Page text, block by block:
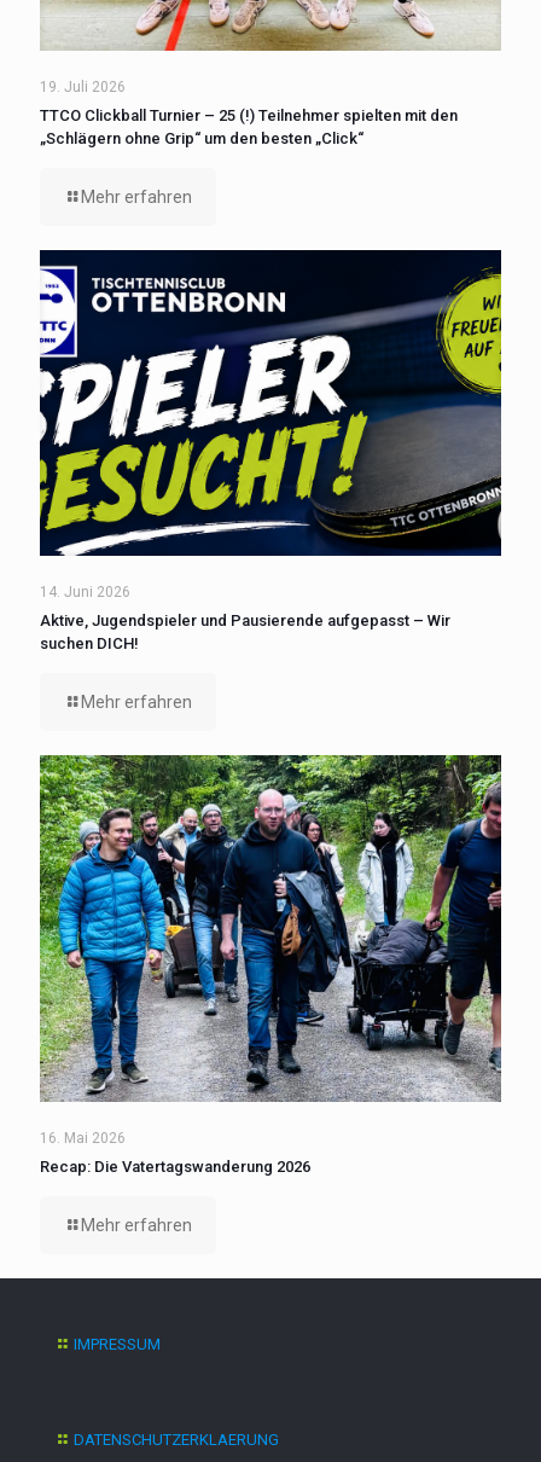
19. Juli 2026
TTCO Clickball Turnier – 25 (!) Teilnehmer spielten mit den
„Schlägern ohne Grip“ um den besten „Click“
Mehr erfahren
14. Juni 2026
Aktive, Jugendspieler und Pausierende aufgepasst – Wir
suchen DICH!
Mehr erfahren
16. Mai 2026
Recap: Die Vatertagswanderung 2026
Mehr erfahren
IMPRESSUM
DATENSCHUTZERKLAERUNG